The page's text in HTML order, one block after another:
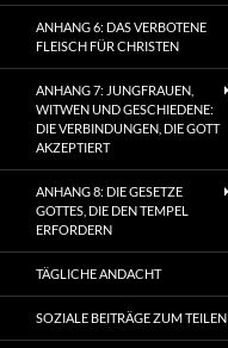
ANHANG 6: DAS VERBOTENE
FLEISCH FÜR CHRISTEN
ANHANG 7: JUNGFRAUEN,
WITWEN UND GESCHIEDENE:
DIE VERBINDUNGEN, DIE GOTT
AKZEPTIERT
ANHANG 8: DIE GESETZE
GOTTES, DIE DEN TEMPEL
ERFORDERN
TÄGLICHE ANDACHT
SOZIALE BEITRÄGE ZUM TEILEN